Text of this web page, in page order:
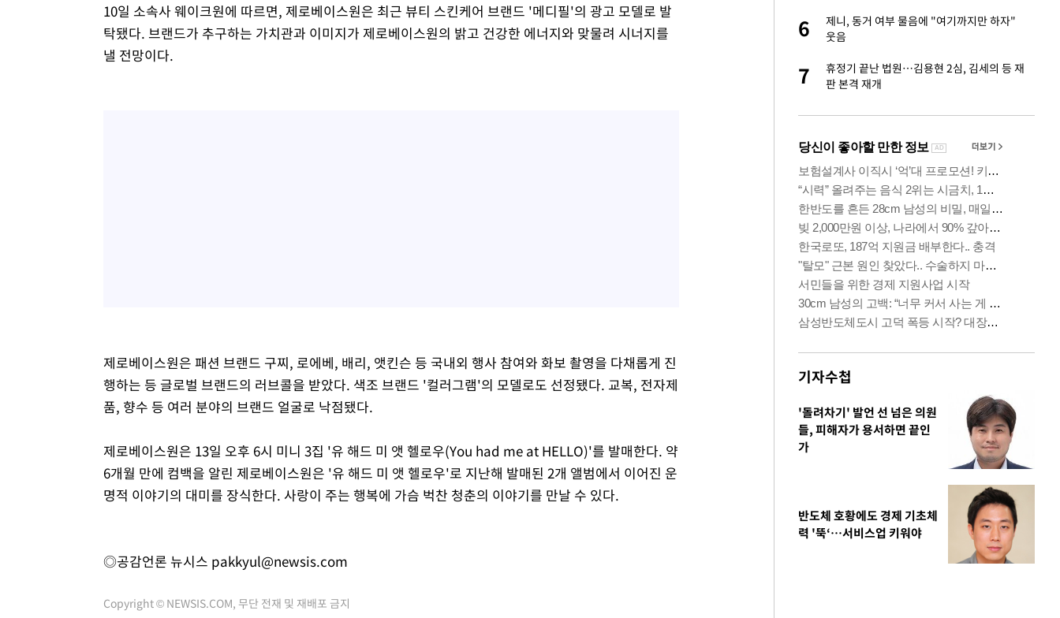
“美 이란전 무기 소진…북한과 분쟁시 주한 미군 취약해질 수 있어”
10일 소속사 웨이크원에 따르면, 제로베이스원은 최근 뷰티 스킨케어 브랜드 '메디필'의 광고 모델로 발
탁됐다. 브랜드가 추구하는 가치관과 이미지가 제로베이스원의 밝고 건강한 에너지와 맞물려 시너지를
낼 전망이다.
제로베이스원은 패션 브랜드 구찌, 로에베, 배리, 앳킨슨 등 국내외 행사 참여와 화보 촬영을 다채롭게 진
행하는 등 글로벌 브랜드의 러브콜을 받았다. 색조 브랜드 '컬러그램'의 모델로도 선정됐다. 교복, 전자제
품, 향수 등 여러 분야의 브랜드 얼굴로 낙점됐다.
제로베이스원은 13일 오후 6시 미니 3집 '유 해드 미 앳 헬로우(You had me at HELLO)'를 발매한다. 약
6개월 만에 컴백을 알린 제로베이스원은 '유 해드 미 앳 헬로우'로 지난해 발매된 2개 앨범에서 이어진 운
명적 이야기의 대미를 장식한다. 사랑이 주는 행복에 가슴 벅찬 청춘의 이야기를 만날 수 있다.
◎공감언론 뉴시스 pakkyul@newsis.com
Copyright © NEWSIS.COM, 무단 전재 및 재배포 금지
6
공장 로봇의 '두뇌'를 잡아라…IT서비스, 피
지컬 AI 경쟁
6
제니, 동거 여부 물음에 "여기까지만 하자"
웃음
7
휴정기 끝난 법원…김용현 2심, 김세의 등 재
판 본격 재개
기자수첩
'돌려차기' 발언 선 넘은 의원
들, 피해자가 용서하면 끝인
가
반도체 호황에도 경제 기초체
력 '뚝‘…서비스업 키워야